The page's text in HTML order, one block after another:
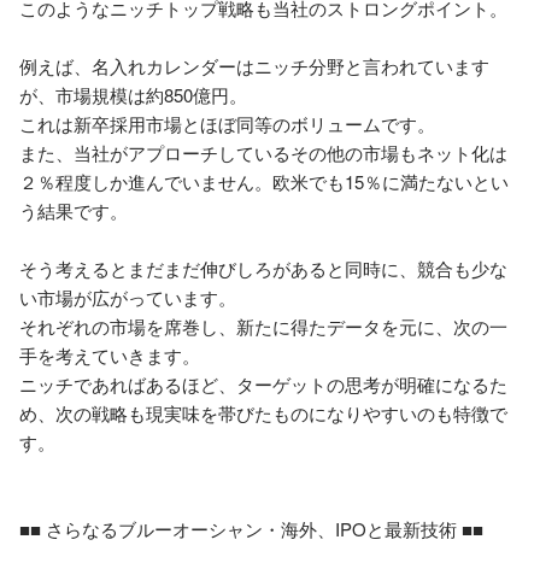
このようなニッチトップ戦略も当社のストロングポイント。
例えば、名入れカレンダーはニッチ分野と言われています
が、市場規模は約850億円。
これは新卒採用市場とほぼ同等のボリュームです。
また、当社がアプローチしているその他の市場もネット化は
２％程度しか進んでいません。欧米でも15％に満たないとい
う結果です。
そう考えるとまだまだ伸びしろがあると同時に、競合も少な
い市場が広がっています。
それぞれの市場を席巻し、新たに得たデータを元に、次の一
手を考えていきます。
ニッチであればあるほど、ターゲットの思考が明確になるた
め、次の戦略も現実味を帯びたものになりやすいのも特徴で
す。
■■ さらなるブルーオーシャン・海外、IPOと最新技術 ■■